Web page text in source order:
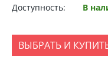
Доступность:
В
ВЫБРАТЬ И